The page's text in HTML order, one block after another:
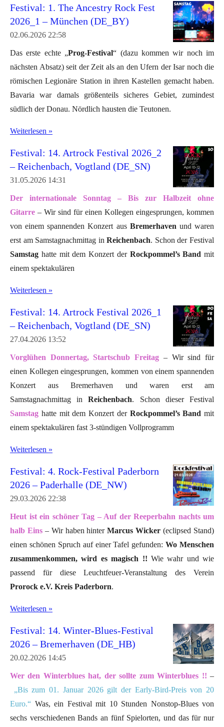
Festival: 1. The Ancestry Rock Fest
2026_1 – München (DE_BY)
02.06.2026 22:58
Das erste echte „Prog-Festival“ (dazu kommen wir noch im
nächsten Absatz) seit der Zeit als an den Ufern der Isar noch die
römischen Legionäre Station in ihren Kastellen gemacht haben.
Bavaria war damals größenteils sicheres Gebiet, zumindest
südlich der Donau. Nördlich hausten die Teutonen.
Weiterlesen »
Festival: 14. Artrock Festival 2026_2
– Reichenbach, Vogtland (DE_SN)
31.05.2026 14:31
Der internationale Sonntag – Bis zur Halbzeit ohne
Gitarre – Wir sind für einen Kollegen eingesprungen, kommen
von einem spannenden Konzert aus Bremerhaven und waren
erst am Samstagnachmittag inReichenbach. Schon der Festival
Samstag hatte mit dem Konzert der Rockpommel’s Band mit
einem spektakulären
Weiterlesen »
Festival: 14. Artrock Festival 2026_1
– Reichenbach, Vogtland (DE_SN)
27.04.2026 13:52
Vorglühen Donnertag, Startschub Freitag – Wir sind für
einen Kollegen eingesprungen, kommen von einem spannenden
Konzert aus Bremerhaven und waren erst am
Samstagnachmittag inReichenbach. Schon dieser Festival
Samstag hatte mit dem Konzert der Rockpommel’s Band mit
einem spektakulären fast 3-stündigen Vollprogramm
Weiterlesen »
Festival: 4. Rock-Festival Paderborn
2026 – Paderhalle (DE_NW)
29.03.2026 22:38
Heut ist ein schöner Tag – Auf der Reeperbahn nachts um
halb Eins– Wir haben hinterMarcus Wicker (eclipsed Stand)
einen schönen Spruch auf einer Tafel gefunden:Wo Menschen
zusammenkommen, wird es magisch !! Wie wahr und wie
passend für diese Leuchtfeuer-Veranstaltung des Verein
Prorock e.V. Kreis Paderborn.
Weiterlesen »
Festival: 14. Winter-Blues-Festival
2026 – Bremerhaven (DE_HB)
20.02.2026 14:45
Wer den Winterblues hat, der sollte zum Winterblues !! –
„Bis zum 01. Januar 2026 gilt der Early-Bird-Preis von 20
Euro.“ Was, ein Festival mit 10 Stunden Nonstop-Blues von
sechs verschiedenen Bands an fünf Spielorten, und das für nur